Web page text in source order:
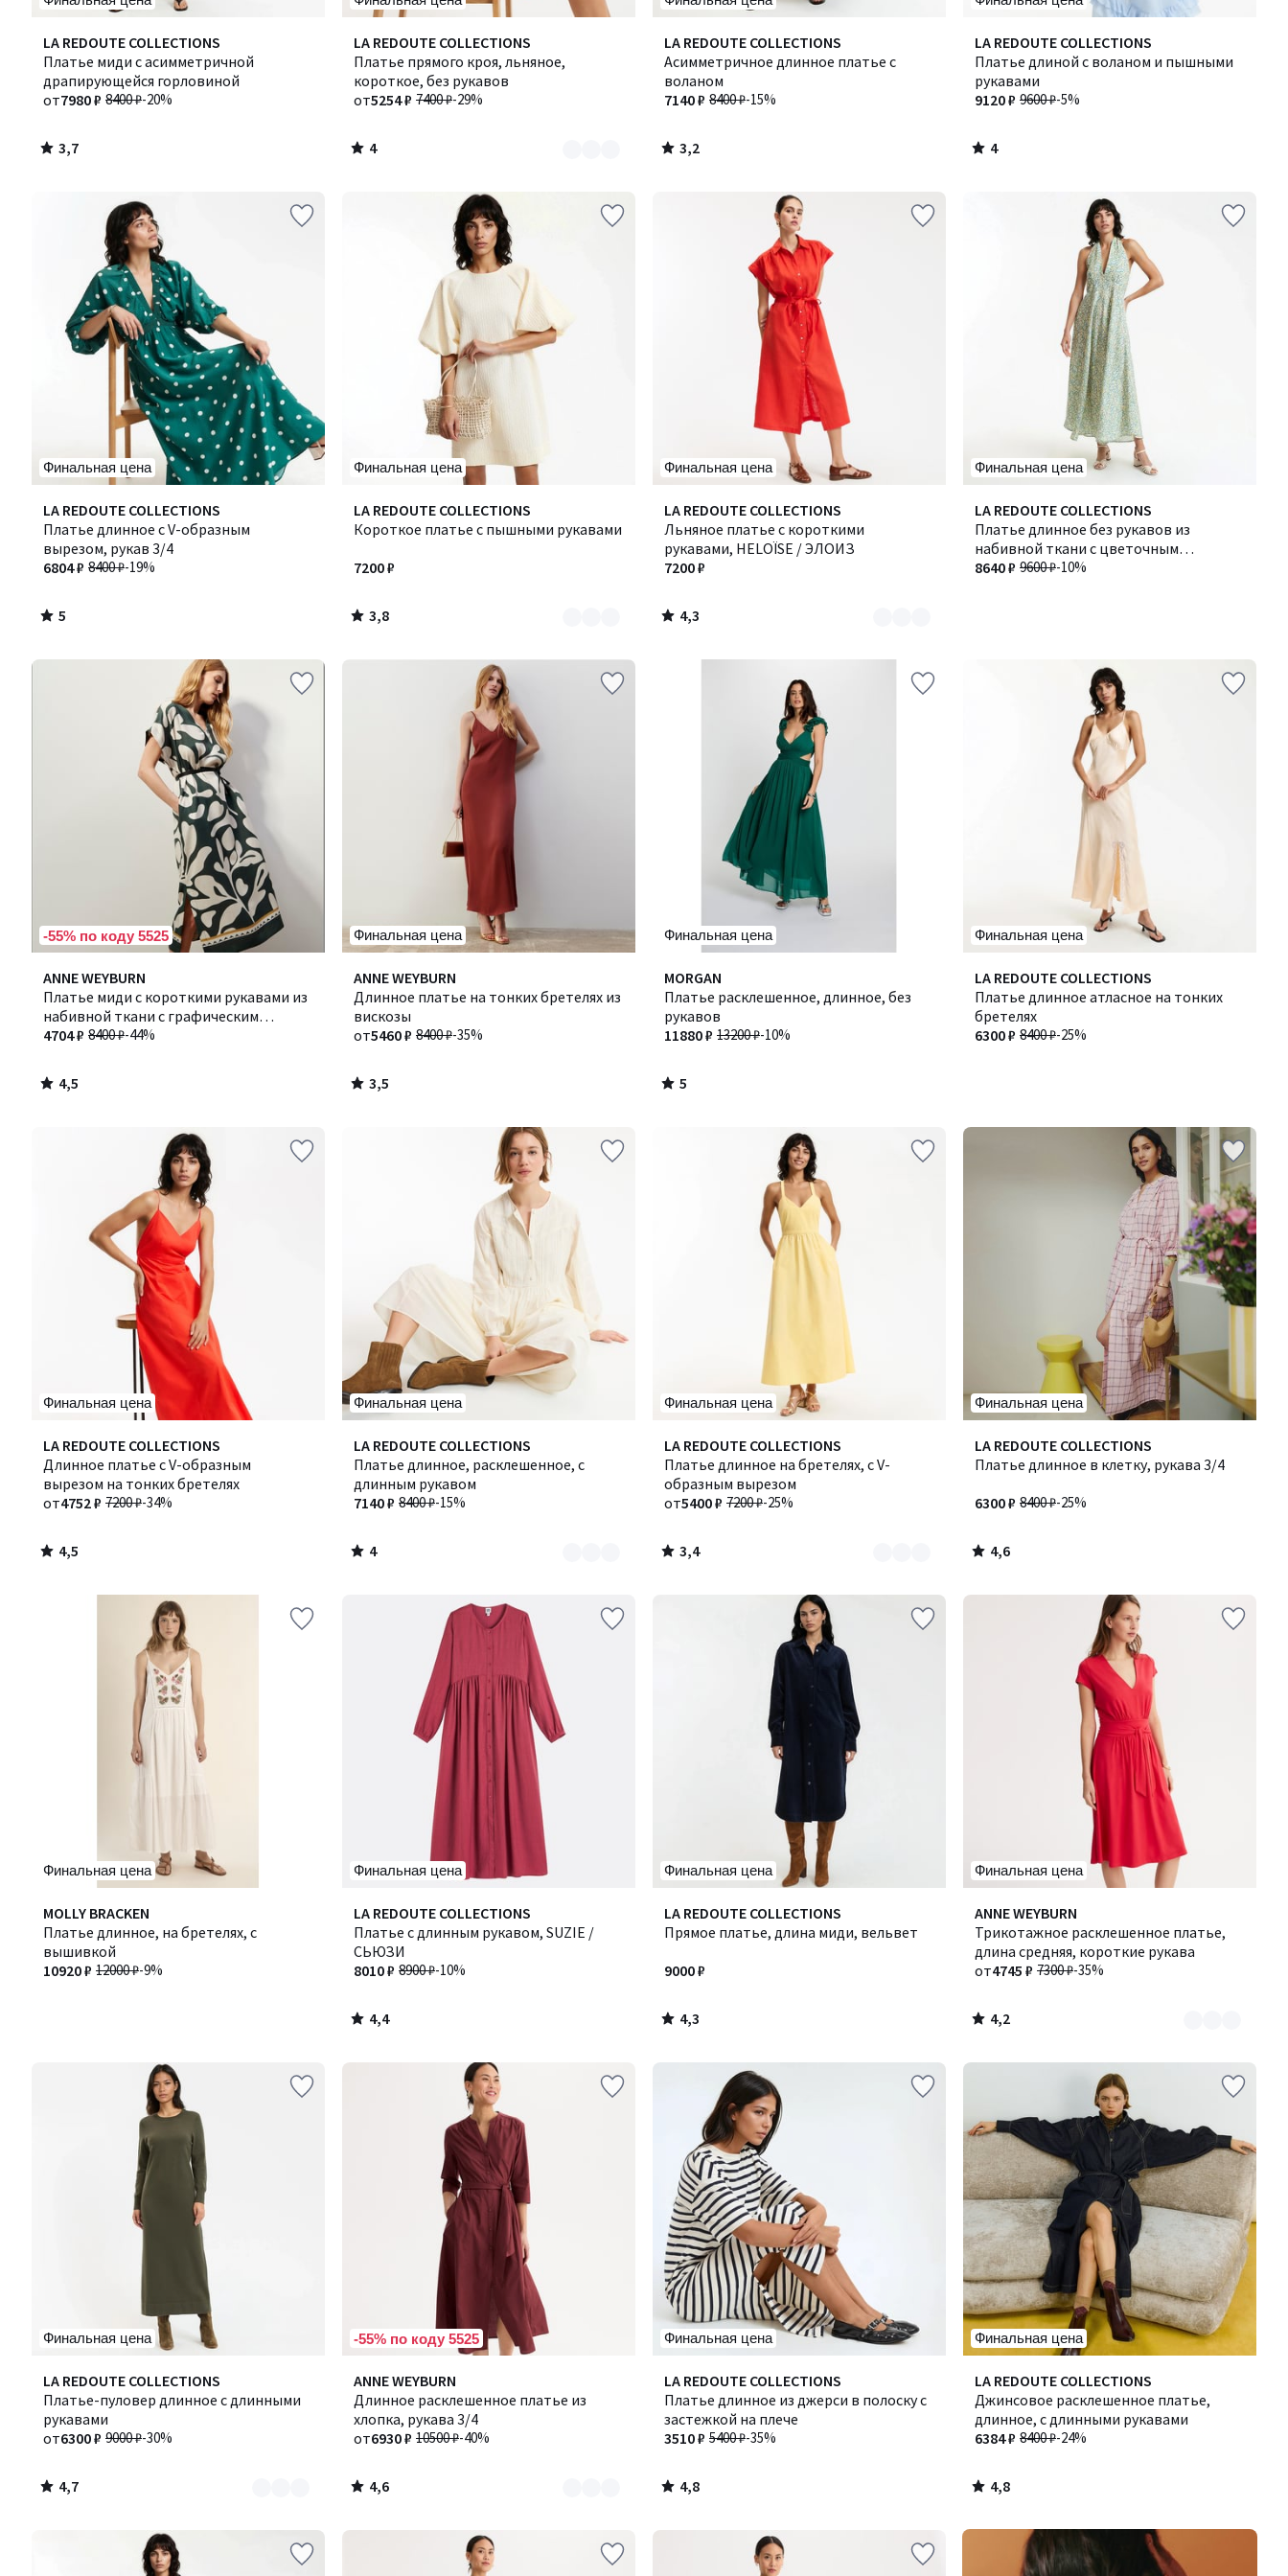
LA REDOUTE COLLECTIONS
Платье миди с асимметричной
драпирующейся горловиной
8400 ₽-20%
от7980 ₽
3,7
/ 5
3,7
/
LA REDOUTE COLLECTIONS
Платье прямого кроя, льняное,
короткое, без рукавов
7400 ₽-29%
от5254 ₽
4
/
5
Количество
цветов:
3
4
/
LA REDOUTE COLLECTIONS
Асимметричное длинное платье с
воланом
8400 ₽-15%
7140 ₽
3,2
/ 5
3,2
/
LA REDOUTE COLLECTIONS
Платье длиной с воланом и пышными
рукавами
9600 ₽-5%
9120 ₽
4
/
5
4
/
Финальная цена
LA REDOUTE COLLECTIONS
Платье длинное с V-образным
вырезом, рукав 3/4
8400 ₽-19%
6804 ₽
5
/
5
5
/
Финальная цена
LA REDOUTE COLLECTIONS
Короткое платье с пышными рукавами
7200 ₽
3,8
/ 5
Количество
цветов:
3,8
/
Финальная цена
LA REDOUTE COLLECTIONS
Льняное платье с короткими
рукавами, HELOÏSE / ЭЛОИЗ
7200 ₽
4,3
/ 5
Количество
цветов:
3
4,3
/
Финальная цена
LA REDOUTE COLLECTIONS
Платье длинное без рукавов из
набивной ткани с цветочным
рисунком9600 ₽-10%
8640 ₽
-55% по коду 5525
ANNE WEYBURN
Платье миди с короткими рукавами из
набивной ткани с графическим
рисунком8400 ₽-44%
4704 ₽
4,5
/ 5
4,5
/
Финальная цена
ANNE WEYBURN
Длинное платье на тонких бретелях из
вискозы
8400 ₽-35%
от5460 ₽
3,5
/ 5
3,5
/
Финальная цена
MORGAN
Платье расклешенное, длинное, без
рукавов
13200 ₽-10%
11880 ₽
5
/
5
5
/
Финальная цена
LA REDOUTE COLLECTIONS
Платье длинное атласное на тонких
бретелях
8400 ₽-25%
6300 ₽
Финальная цена
LA REDOUTE COLLECTIONS
Длинное платье с V-образным
вырезом на тонких бретелях
7200 ₽-34%
от4752 ₽
4,5
/ 5
4,5
/
Финальная цена
LA REDOUTE COLLECTIONS
Платье длинное, расклешенное, с
длинным рукавом
8400 ₽-15%
7140 ₽
4
/
5
Количество
цветов:
2
4
/
Финальная цена
LA REDOUTE COLLECTIONS
Платье длинное на бретелях, с V-
образным вырезом
7200 ₽-25%
от5400 ₽
3,4
/ 5
Количество
цветов:
2
3,4
/
Финальная цена
LA REDOUTE COLLECTIONS
Платье длинное в клетку, рукава 3/4
8400 ₽-25%
6300 ₽
4,6
/ 5
4,6
/
Финальная цена
MOLLY BRACKEN
Платье длинное, на бретелях, с
вышивкой
12000 ₽-9%
10920 ₽
Финальная цена
LA REDOUTE COLLECTIONS
Платье с длинным рукавом, SUZIE /
СЬЮЗИ
8900 ₽-10%
8010 ₽
4,4
/ 5
4,4
/
Финальная цена
LA REDOUTE COLLECTIONS
Прямое платье, длина миди, вельвет
9000 ₽
4,3
/ 5
4,3
/
Финальная цена
ANNE WEYBURN
Трикотажное расклешенное платье,
длина средняя, короткие рукава
7300 ₽-35%
от4745 ₽
4,2
/ 5
Количество
цветов:
2
4,2
/
Финальная цена
LA REDOUTE COLLECTIONS
Платье-пуловер длинное с длинными
рукавами
9000 ₽-30%
от6300 ₽
4,7
/ 5
Количество
цветов:
2
4,7
/
-55% по коду 5525
ANNE WEYBURN
Длинное расклешенное платье из
хлопка, рукава 3/4
10500 ₽-40%
от6930 ₽
4,6
/ 5
Количество
цветов:
2
4,6
/
Финальная цена
LA REDOUTE COLLECTIONS
Платье длинное из джерси в полоску с
застежкой на плече
5400 ₽-35%
3510 ₽
4,8
/ 5
4,8
/
Финальная цена
LA REDOUTE COLLECTIONS
Джинсовое расклешенное платье,
длинное, с длинными рукавами
8400 ₽-24%
6384 ₽
4,8
/ 5
4,8
/